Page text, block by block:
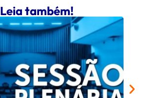
Leia também!